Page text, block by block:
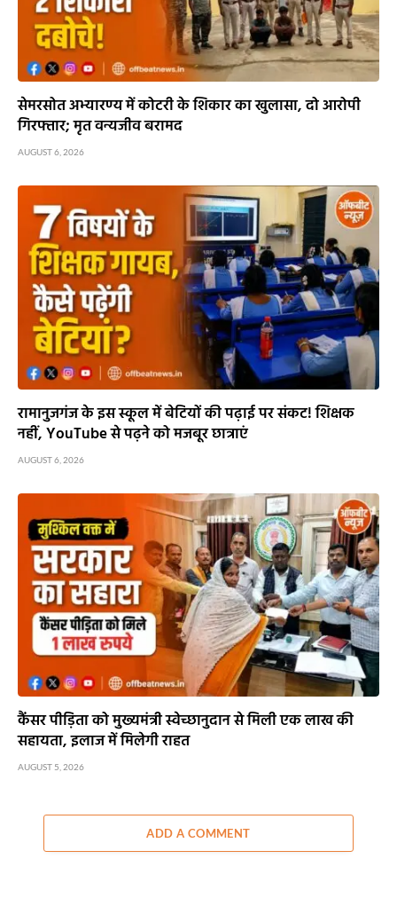
सेमरसोत अभ्यारण्य में कोटरी के शिकार का खुलासा, दो आरोपी
गिरफ्तार; मृत वन्यजीव बरामद
AUGUST 6, 2026
रामानुजगंज के इस स्कूल में बेटियों की पढ़ाई पर संकट! शिक्षक
नहीं, YouTube से पढ़ने को मजबूर छात्राएं
AUGUST 6, 2026
कैंसर पीड़िता को मुख्यमंत्री स्वेच्छानुदान से मिली एक लाख की
सहायता, इलाज में मिलेगी राहत
AUGUST 5, 2026
ADD A COMMENT